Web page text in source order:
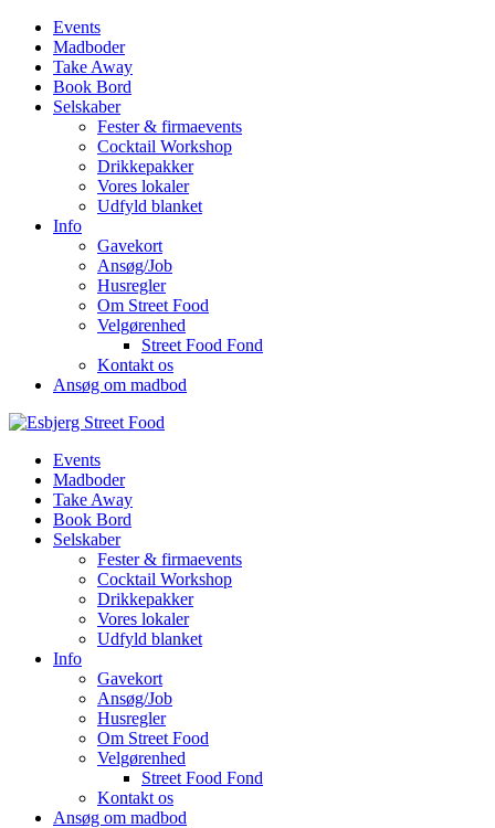
Events
Madboder
Take Away
Book Bord
Selskaber
Fester & firmaevents
Cocktail Workshop
Drikkepakker
Vores lokaler
Udfyld blanket
Info
Gavekort
Ansøg/Job
Husregler
Om Street Food
Velgørenhed
Street Food Fond
Kontakt os
Ansøg om madbod
Events
Madboder
Take Away
Book Bord
Selskaber
Fester & firmaevents
Cocktail Workshop
Drikkepakker
Vores lokaler
Udfyld blanket
Info
Gavekort
Ansøg/Job
Husregler
Om Street Food
Velgørenhed
Street Food Fond
Kontakt os
Ansøg om madbod